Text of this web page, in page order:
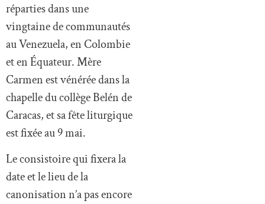
réparties dans une
vingtaine de communautés
au Venezuela, en Colombie
et en Équateur. Mère
Carmen est vénérée dans la
chapelle du collège Belén de
Caracas, et sa fête liturgique
est fixée au 9 mai.
Le consistoire qui fixera la
date et le lieu de la
canonisation n’a pas encore